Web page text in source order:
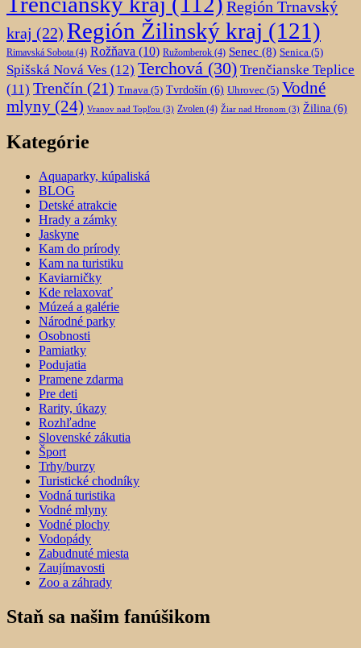
Región Trnavský
kraj (22) Región Žilinský kraj (121)
Rimavská Sobota (4) Rožňava (10) Ružomberok (4) Senec (8) Senica (5)
Spišská Nová Ves (12) Terchová (30) Trenčianske Teplice
(11) Trenčín (21) Trnava (5) Tvrdošín (6) Uhrovec (5) Vodné
mlyny (24) Vranov nad Topľou (3) Zvolen (4) Žiar nad Hronom (3) Žilina (6)
Kategórie
Aquaparky, kúpaliská
BLOG
Detské atrakcie
Hrady a zámky
Jaskyne
Kam do prírody
Kam na turistiku
Kaviarničky
Kde relaxovať
Múzeá a galérie
Národné parky
Osobnosti
Pamiatky
Podujatia
Pramene zdarma
Pre deti
Rarity, úkazy
Rozhľadne
Slovenské zákutia
Šport
Trhy/burzy
Turistické chodníky
Vodná turistika
Vodné mlyny
Vodné plochy
Vodopády
Zabudnuté miesta
Zaujímavosti
Zoo a záhrady
Staň sa našim fanúšikom